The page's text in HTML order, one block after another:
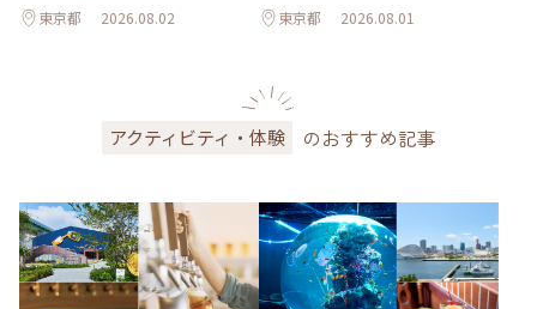
東京都 2026.08.02 東京都 2026.08.01
アクティビティ・体験 のおすすめ記事